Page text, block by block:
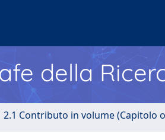
della
2.1 Contributo in volume (Capitolo